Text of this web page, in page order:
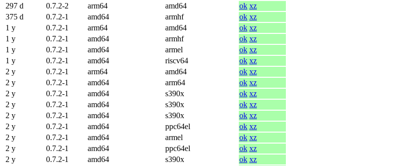
297 d
0.7.2-2 arm64 amd64 ok xz
375 d
0.7.2-1 amd64 armhf ok xz
1 y
0.7.2-1 arm64 amd64 ok xz
1 y
0.7.2-1 amd64 armhf ok xz
1 y
0.7.2-1 amd64 armel ok xz
1 y
0.7.2-1 amd64 riscv64 ok xz
2 y
0.7.2-1 arm64 amd64 ok xz
2 y
0.7.2-1 amd64 arm64 ok xz
2 y
0.7.2-1 amd64 s390x ok xz
2 y
0.7.2-1 amd64 s390x ok xz
2 y
0.7.2-1 amd64 s390x ok xz
2 y
0.7.2-1 amd64 ppc64el ok xz
2 y
0.7.2-1 amd64 armel ok xz
2 y
0.7.2-1 amd64 ppc64el ok xz
2 y
0.7.2-1 amd64 s390x ok xz